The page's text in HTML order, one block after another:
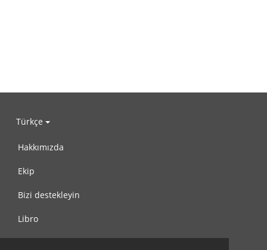
Türkçe
Hakkımızda
Ekip
Bizi destekleyin
Libro